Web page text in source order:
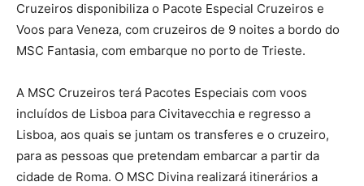
Cruzeiros disponibiliza o Pacote Especial Cruzeiros e
Voos para Veneza, com cruzeiros de 9 noites a bordo do
MSC Fantasia, com embarque no porto de Trieste.
A MSC Cruzeiros terá Pacotes Especiais com voos
incluídos de Lisboa para Civitavecchia e regresso a
Lisboa, aos quais se juntam os transferes e o cruzeiro,
para as pessoas que pretendam embarcar a partir da
cidade de Roma. O MSC Divina realizará itinerários a